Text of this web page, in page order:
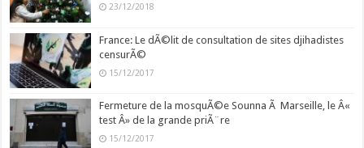
23/12/2018
France: Le dÃ©lit de consultation de sites djihadistes
censurÃ©
15/12/2017
Fermeture de la mosquÃ©e Sounna Ã Marseille, le Â«
test Â» de la grande priÃ¨re
15/12/2017